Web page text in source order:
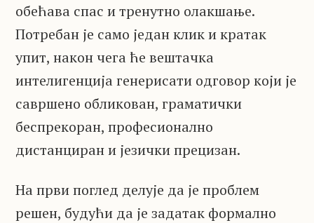
обећава спас и тренутно олакшање.
Потребан је само један клик и кратак
упит, након чега ће вештачка
интелигенција генерисати одговор који је
савршено обликован, граматички
беспрекоран, професионално
дистанциран и језички прецизан.
На први поглед делује да је проблем
решен, будући да је задатак формално